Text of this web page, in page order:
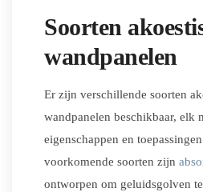
Soorten
wandpanelen
Er zijn verschillende soorten
wandpanelen beschikbaar, elk
eigenschappen en
voorkomende soorten zijn
ontworpen om geluidsgolven